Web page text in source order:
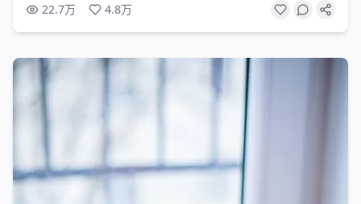
22.7万 4.8万